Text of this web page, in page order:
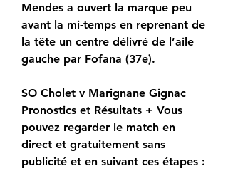
Mendes a ouvert la marque peu
avant la mi-temps en reprenant de
la tête un centre délivré de l’aile
gauche par Fofana (37e).
SO Cholet v Marignane Gignac
Pronostics et Résultats + Vous
pouvez regarder le match en
direct et gratuitement sans
publicité et en suivant ces étapes :